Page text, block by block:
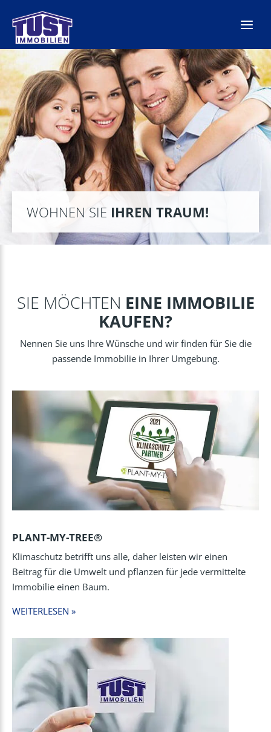
Inhalt
springen
WOHNEN SIE IHREN TRAUM!
SIE MÖCHTEN EINE IMMOBILIE
KAUFEN?
Nennen Sie uns Ihre Wünsche und wir finden für Sie die
passende Immobilie in Ihrer Umgebung.
PLANT-MY-TREE®
Klimaschutz betrifft uns alle, daher leisten wir einen
Beitrag für die Umwelt und pflanzen für jede vermittelte
Immobilie einen Baum.
WEITERLESEN »